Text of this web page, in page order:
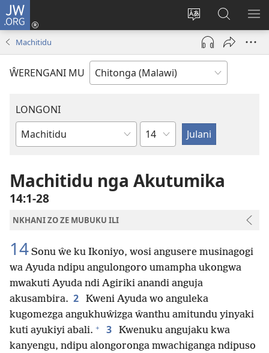
JW.ORG
Sinthani
chineneru
Sereni
(Lajula
Linyaki)
Fufuzani
Vinthu
pa
JW.ORG
Machitidu
ŴERENGANI MU
LONGONI
Buku
M'Bayibolu
Chaputala
Machitidu nga Akutumika
14:1-28
NKHANI ZO ZE MUBUKU ILI
14 Sonu ŵe ku Ikoniyo, wosi angusere musinagogi
wa Ayuda ndipu angulongoro umampha ukongwa
mwakuti Ayuda ndi Agiriki anandi anguja
akusambira. 2
Kweni Ayuda wo anguleka
kugomezga angukhuŵizga ŵanthu amitundu yinyaki
kuti ayukiyi abali. + 3
Kwenuku angujaku kwa
kanyengu, ndipu alongoronga mwachiganga ndipuso